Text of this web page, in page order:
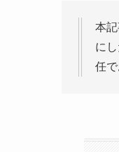
本
に
任で